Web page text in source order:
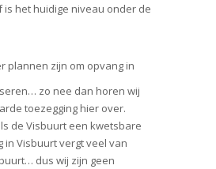
is het huidige niveau onder de
plannen zijn om opvang in
zo nee dan horen wij
toezegging hier over.
de Visbuurt een kwetsbare
in Visbuurt vergt veel van
dus wij zijn geen